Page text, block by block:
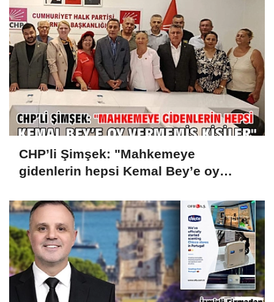
CHP’li Şimşek: "Mahkemeye
gidenlerin hepsi Kemal Bey’e oy